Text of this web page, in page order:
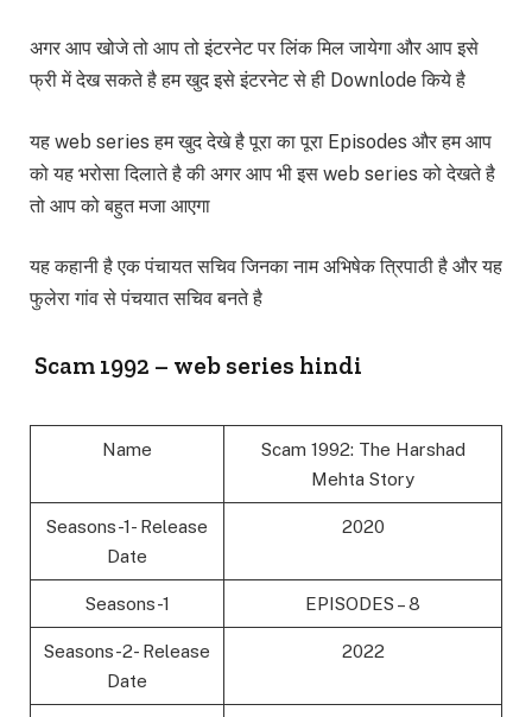
अगर आप खोजे तो आप तो इंटरनेट पर लिंक मिल जायेगा और आप इसे
फ्री में देख सकते है हम खुद इसे इंटरनेट से ही Downlode किये है
यह web series हम खुद देखे है पूरा का पूरा Episodes और हम आप
को यह भरोसा दिलाते है की अगर आप भी इस web series को देखते है
तो आप को बहुत मजा आएगा
यह कहानी है एक पंचायत सचिव जिनका नाम अभिषेक त्रिपाठी है और यह
फुलेरा गांव से पंचयात सचिव बनते है
Scam 1992 – web series hindi
Name
Scam 1992: The Harshad
Mehta Story
Seasons-1- Release
Date
2020
Seasons-1 EPISODES – 8
Seasons-2- Release
Date
2022